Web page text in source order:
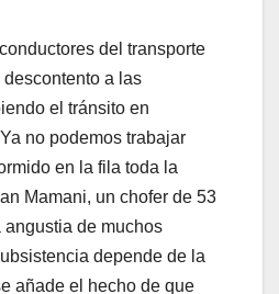
del transporte
a las
el tránsito en
no podemos trabajar
en la fila toda la
Mamani, un chofer de 53
de muchos
depende de la
añade el hecho de que